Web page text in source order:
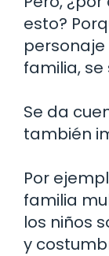
esto?
personaje
familia,
Se da
también
Por
familia
los niños
y